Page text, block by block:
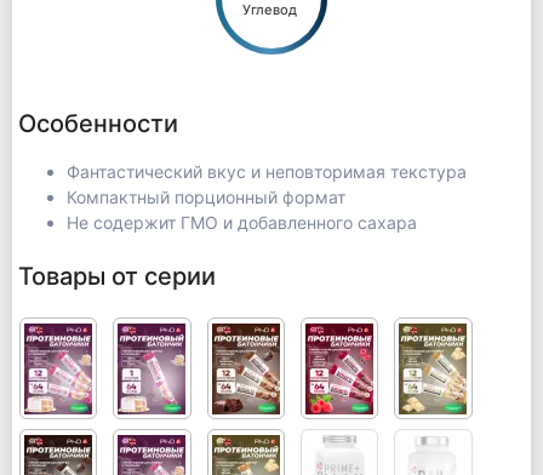
Углевод
Особенности
Фантастический вкус и неповторимая текстура
Компактный порционный формат
Не содержит ГМО и добавленного сахара
Товары от серии